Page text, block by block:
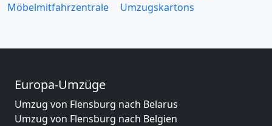
Möbelmitfahrzentrale
Umzugskartons
Europa-Umzüge
Umzug von Flensburg nach Belarus
Umzug von Flensburg nach Belgien